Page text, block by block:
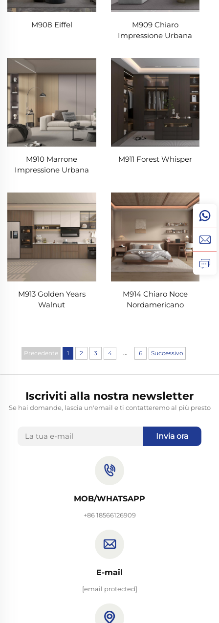
M908 Eiffel
M909 Chiaro
Impressione Urbana
M910 Marrone
Impressione Urbana
M911 Forest Whisper
M913 Golden Years
Walnut
M914 Chiaro Noce
Nordamericano
Precedente 1 2 3 4 6 Successivo
Iscriviti alla nostra newsletter
Se hai domande, lascia un'email e ti contatteremo al più presto
Invia ora
MOB/WHATSAPP
+86 18566126909
E-mail
[email protected]